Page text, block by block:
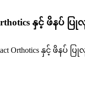
နှင့် ဖိနပ် ပြုလု
နှင့် ဖိနပ် ပ